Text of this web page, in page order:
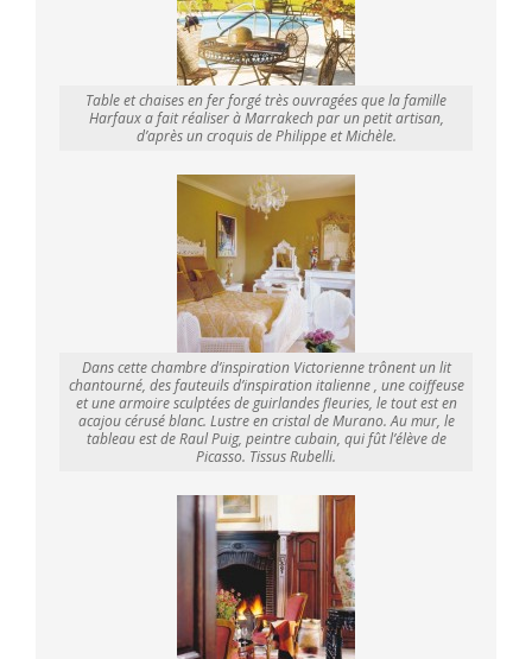
Table et chaises en fer forgé très ouvragées que la famille
Harfaux a fait réaliser à Marrakech par un petit artisan,
d’après un croquis de Philippe et Michèle.
Dans cette chambre d’inspiration Victorienne trônent un lit
chantourné, des fauteuils d’inspiration italienne , une coiffeuse
et une armoire sculptées de guirlandes fleuries, le tout est en
acajou cérusé blanc. Lustre en cristal de Murano. Au mur, le
tableau est de Raul Puig, peintre cubain, qui fût l’élève de
Picasso. Tissus Rubelli.